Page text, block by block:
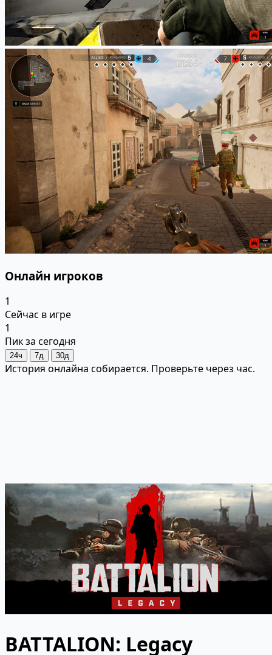
Онлайн игроков
1
Сейчас в игре
1
Пик за сегодня
24ч 7д 30д
История онлайна собирается. Проверьте через час.
BATTALION: Legacy